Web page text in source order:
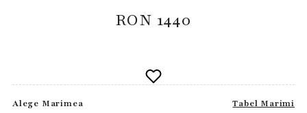
RON 1440
Alege Marimea Tabel Marimi